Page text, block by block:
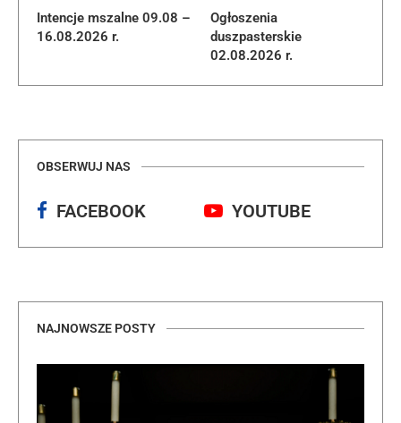
Intencje mszalne 09.08 –
16.08.2026 r.
Ogłoszenia
duszpasterskie
02.08.2026 r.
OBSERWUJ NAS
FACEBOOK YOUTUBE
NAJNOWSZE POSTY